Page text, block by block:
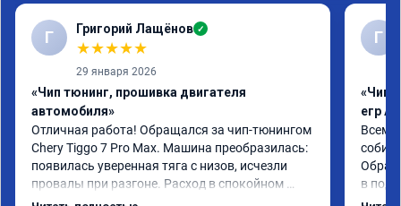
Г Григорий Лащёнов ✓
★★★★★
29 января 2026
«Чип тюнинг, прошивка двигателя
автомобиля»
Отличная работа! Обращался за чип-тюнингом
Chery Tiggo 7 Pro Max. Машина преобразилась:
появилась уверенная тяга с низов, исчезли
провалы при разгоне. Расход в спокойном
режиме даже немного снизился. Все сделали
Г
«Чип
егр
Всем
в